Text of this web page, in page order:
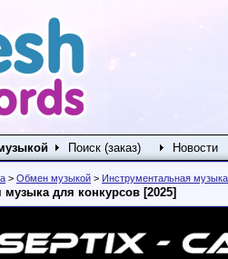
Поиск (заказ) Новости
> Обмен музыкой > Инструментальная музыка
для конкурсов [2025]